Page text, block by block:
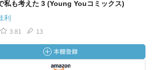
私も考えた 3 (Young Youコミックス)
利
3.81 13